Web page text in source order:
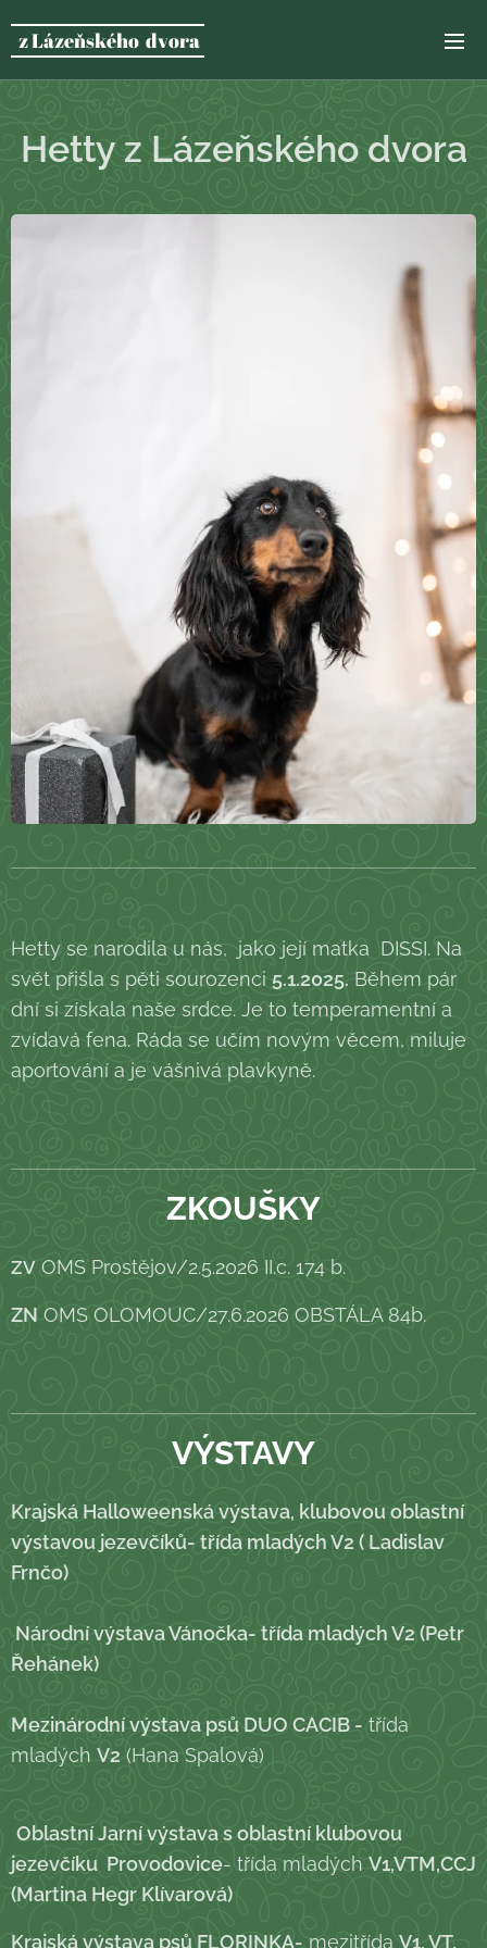
z Lázeňského dvora
Hetty z Lázeňského dvora
Hetty se narodila u nás, jako její matka DISSI. Na
svět přišla s pěti sourozenci 5.1.2025. Během pár
dní si získala naše srdce. Je to temperamentní a
zvídavá fena. Ráda se učím novým věcem, miluje
aportování a je vášnivá plavkyně.
ZKOUŠKY
ZV OMS Prostějov/2.5.2026 II.c. 174 b.
ZN OMS OLOMOUC/27.6.2026 OBSTÁLA 84b.
VÝSTAVY
Krajská Halloweenská výstava, klubovou oblastní
výstavou jezevčíků- třída mladýchV2 ( Ladislav
Frnčo)
Národní výstava Vánočka- třída mladých V2 (Petr
Řehánek)
Mezinárodní výstava psů DUO CACIB - třída
mladých V2 (Hana Spalová)
Oblastní Jarní výstava s oblastní klubovou
jezevčíku Provodovice- třída mladých V1,VTM,CCJ
(Martina Hegr Klívarová)
Krajská výstava psů FLORINKA- mezitřída V1, VT,